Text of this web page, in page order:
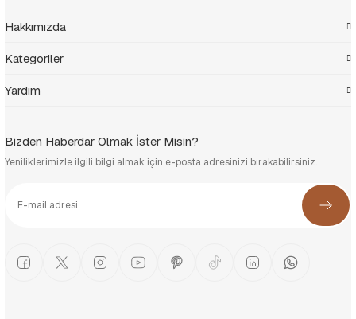
Hakkımızda
Kategoriler
Yardım
Bizden Haberdar Olmak İster Misin?
Yeniliklerimizle ilgili bilgi almak için e-posta adresinizi bırakabilirsiniz.